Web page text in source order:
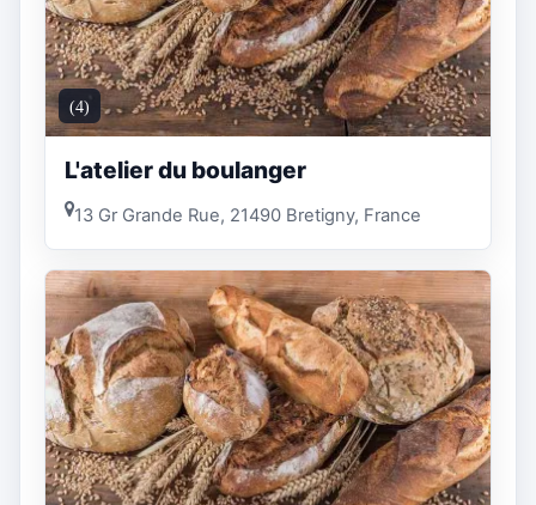
(4)
L'atelier du boulanger
13 Gr Grande Rue, 21490 Bretigny, France